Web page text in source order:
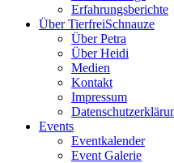
Erfahrungsberichte
Über TierfreiSchnauze
Über Petra
Über Heidi
Medien
Kontakt
Impressum
Events
Eventkalender
Event Galerie